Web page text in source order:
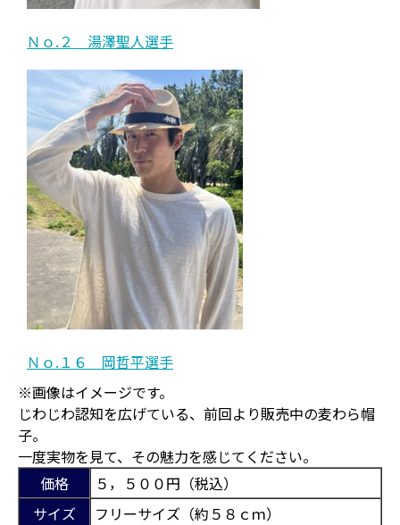
Ｎｏ.２ 湯澤聖人選手
Ｎｏ.１６ 岡哲平選手
※画像はイメージです。
じわじわ認知を広げている、前回より販売中の麦わら帽
子。
一度実物を見て、その魅力を感じてください。
価格
５，５００円（税込）
サイズ
フリーサイズ（約５８ｃｍ）